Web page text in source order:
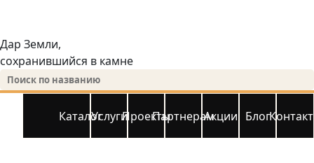
Дар Земли,
сохранившийся в камне
КаталогУслугиПроектыПартнерамАкции Блог